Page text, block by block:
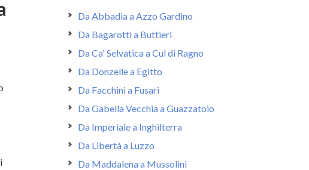
Da Abbadia a Azzo Gardino
Da Bagarotti a Buttieri
Da Ca' Selvatica a Cul di Ragno
Da Donzelle a Egitto
Da Facchini a Fusari
Da Gabella Vecchia a Guazzatoio
Da Imperiale a Inghilterra
Da Libertà a Luzzo
Da Maddalena a Mussolini